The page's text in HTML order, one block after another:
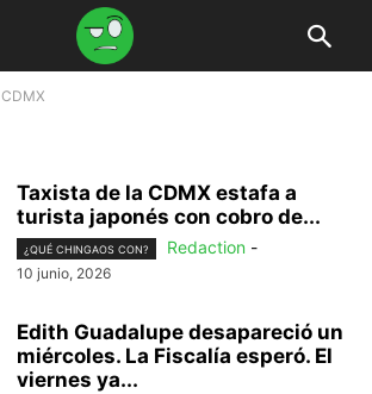
CDMX
Taxista de la CDMX estafa a
turista japonés con cobro de...
¿QUÉ CHINGAOS CON? Redaction -
10 junio, 2026
Edith Guadalupe desapareció un
miércoles. La Fiscalía esperó. El
viernes ya...